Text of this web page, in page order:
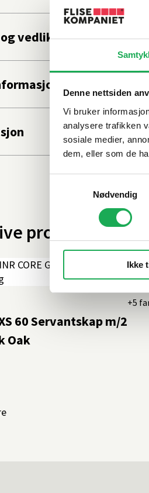
Denne nettsiden
Vi bruker
analysere trafikken
sosiale medier,
dem, eller som de
Nødvendig
Ikke
vedlikehold
produkter
60 Servantskap m/2
Oak
+5